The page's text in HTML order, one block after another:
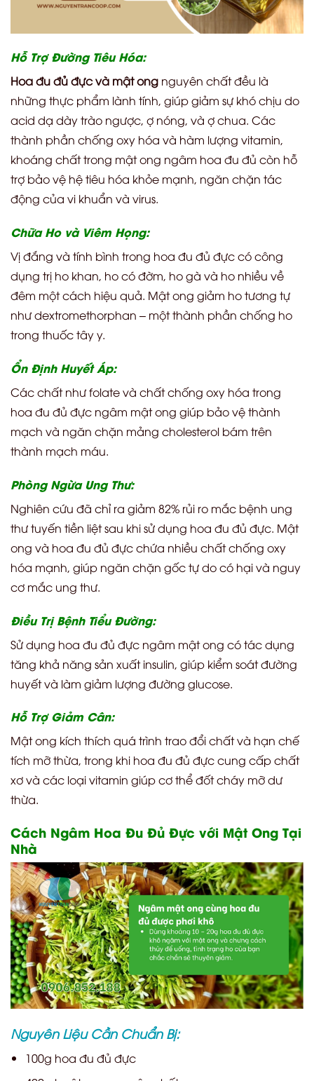
Hỗ Trợ Đường Tiêu Hóa:
Hoa đu đủ đực và mật ong nguyên chất đều là
những thực phẩm lành tính, giúp giảm sự khó chịu do
acid dạ dày trào ngược, ợ nóng, và ợ chua. Các
thành phần chống oxy hóa và hàm lượng vitamin,
khoáng chất trong mật ong ngâm hoa đu đủ còn hỗ
trợ bảo vệ hệ tiêu hóa khỏe mạnh, ngăn chặn tác
động của vi khuẩn và virus.
Chữa Ho và Viêm Họng:
Vị đắng và tính bình trong hoa đu đủ đực có công
dụng trị ho khan, ho có đờm, ho gà và ho nhiều về
đêm một cách hiệu quả. Mật ong giảm ho tương tự
như dextromethorphan – một thành phần chống ho
trong thuốc tây y.
Ổn Định Huyết Áp:
Các chất như folate và chất chống oxy hóa trong
hoa đu đủ đực ngâm mật ong giúp bảo vệ thành
mạch và ngăn chặn mảng cholesterol bám trên
thành mạch máu.
Phòng Ngừa Ung Thư:
Nghiên cứu đã chỉ ra giảm 82% rủi ro mắc bệnh ung
thư tuyến tiền liệt sau khi sử dụng hoa đu đủ đực. Mật
ong và hoa đu đủ đực chứa nhiều chất chống oxy
hóa mạnh, giúp ngăn chặn gốc tự do có hại và nguy
cơ mắc ung thư.
Điều Trị Bệnh Tiểu Đường:
Sử dụng hoa đu đủ đực ngâm mật ong có tác dụng
tăng khả năng sản xuất insulin, giúp kiểm soát đường
huyết và làm giảm lượng đường glucose.
Hỗ Trợ Giảm Cân:
Mật ong kích thích quá trình trao đổi chất và hạn chế
tích mỡ thừa, trong khi hoa đu đủ đực cung cấp chất
xơ và các loại vitamin giúp cơ thể đốt cháy mỡ dư
thừa.
Cách Ngâm Hoa Đu Đủ Đực với Mật Ong Tại
Nhà
Nguyên Liệu Cần Chuẩn Bị:
100g hoa đu đủ đực